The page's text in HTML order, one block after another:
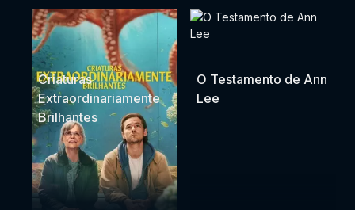
Criaturas
Extraordinariamente
Brilhantes
O Testamento de Ann
Lee